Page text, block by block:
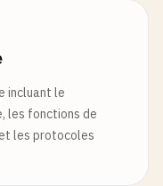
incluant le
les fonctions de
les protocoles